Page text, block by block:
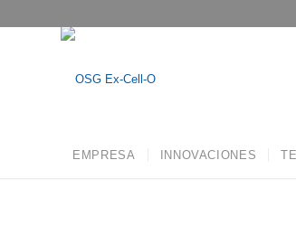
EMPRESA INNOVACIONES